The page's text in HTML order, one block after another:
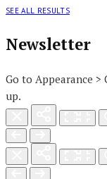
SEE ALL RESULTS
Newsletter
Go to Appearance >
up.